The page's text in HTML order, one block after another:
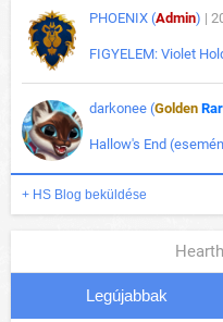
PHOENIX (Admin) |
FIGYELEM: Violet
darkonee (Golden
Hallow's End
+ HS Blog beküldése
Legújabbak